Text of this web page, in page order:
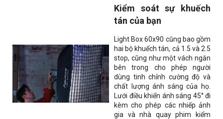
Kiểm soát sự khuếch
tán của bạn
Light Box 60x90 cũng bao gồm
hai bộ khuếch tán, cả 1.5 và 2.5
stop, cũng như một vách ngăn
bên trong cho phép người
dùng tinh chỉnh cường độ và
chất lượng ánh sáng của họ.
Lưới điều khiển ánh sáng 45° đi
kèm cho phép các nhiếp ảnh
gia và nhà quay phim kiểm